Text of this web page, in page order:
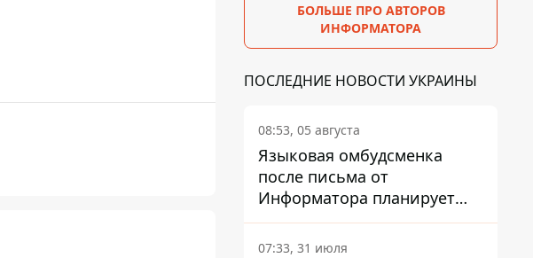
БОЛЬШЕ ПРО АВТОРОВ
ИНФОРМАТОРА
ПОСЛЕДНИЕ НОВОСТИ УКРАИНЫ
08:53, 05 августа
Языковая омбудсменка
после письма от
Информатора планирует
наказать компанию-
подрядчика ПриватБанка
07:33, 31 июля